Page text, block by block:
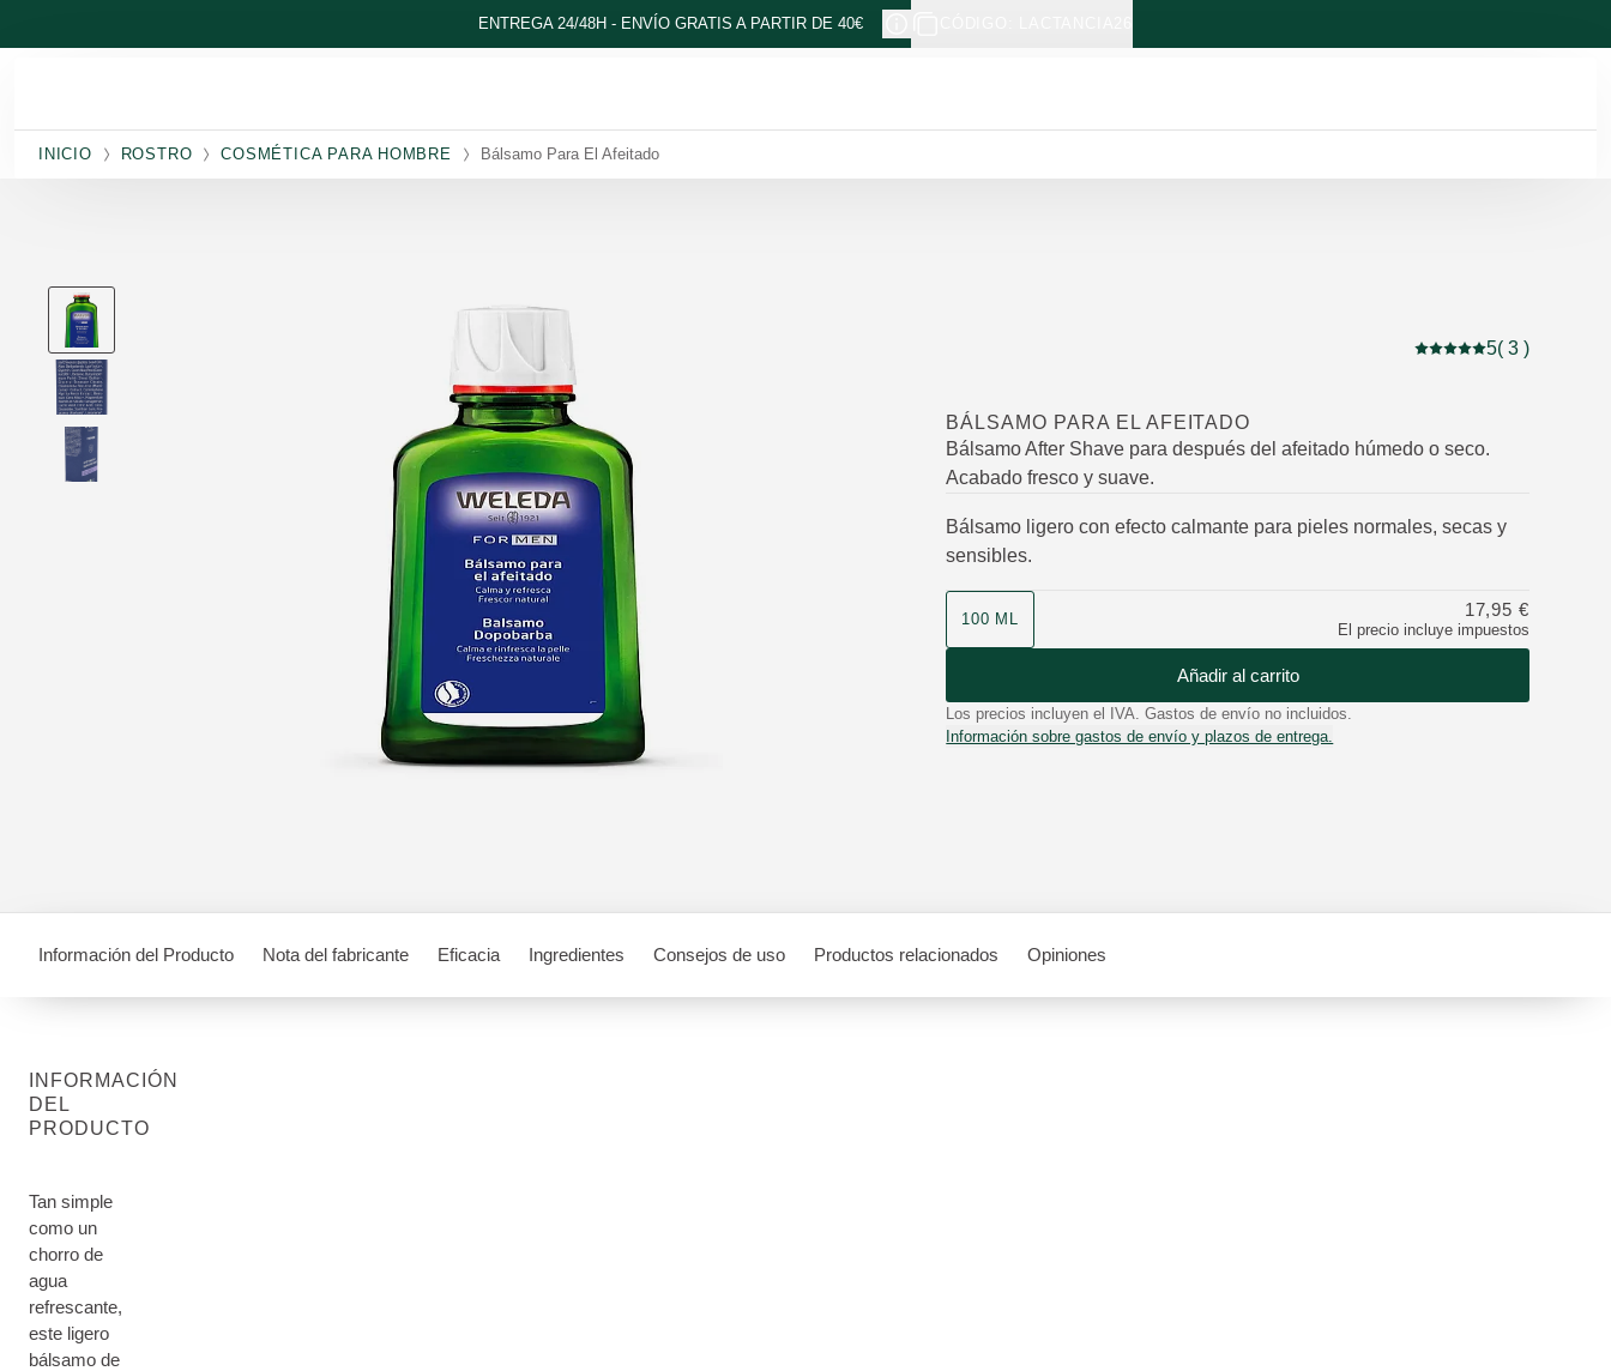
ENTREGA 24/48H - ENVÍO GRATIS A PARTIR DE 40€
INICIO ROSTRO COSMÉTICA PARA HOMBRE Bálsamo Para El Afeitado
Puntuación: 5 / 5
5( 3 )
BÁLSAMO PARA EL AFEITADO
Bálsamo After Shave para después del afeitado húmedo o seco.
Acabado fresco y suave.
Bálsamo ligero con efecto calmante para pieles normales, secas y
sensibles.
100 ML
El precio incluye impuestos
17,95 €
Añadir al carrito
Los precios incluyen el IVA. Gastos de envío no incluidos.
Información sobre gastos de envío y plazos de entrega.
Información del Producto Nota del fabricante Eficacia Ingredientes Consejos de uso Productos relacionados Opiniones
INFORMACIÓN
DEL
PRODUCTO
Tan simple
como un
chorro de
agua
refrescante,
este ligero
bálsamo de